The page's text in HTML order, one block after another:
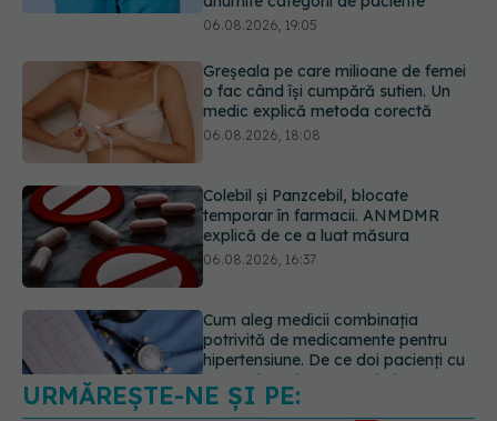
06.08.2026, 18:08
Colebil și Panzcebil, blocate
temporar în farmacii. ANMDMR
explică de ce a luat măsura
06.08.2026, 16:37
Cum aleg medicii combinația
potrivită de medicamente pentru
hipertensiune. De ce doi pacienți cu
aceeași tensiune pot primi
Mii de angajați din Sănătate ar
putea primi salarii mai mari.
Sindicatele cer schimbarea legii
06.08.2026, 19:26
URMĂREȘTE-NE ȘI PE: